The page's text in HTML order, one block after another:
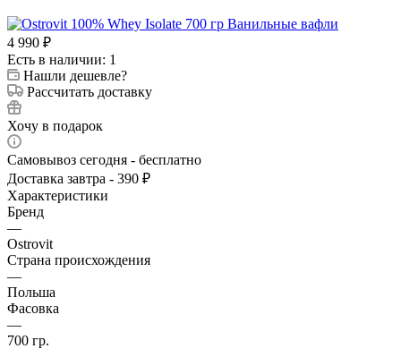
4 990 ₽
Есть в наличии: 1
Нашли дешевле?
Рассчитать доставку
Хочу в подарок
Самовывоз сегодня - бесплатно
Доставка завтра - 390 ₽
Характеристики
Бренд
—
Ostrovit
Страна происхождения
—
Польша
Фасовка
—
700 гр.